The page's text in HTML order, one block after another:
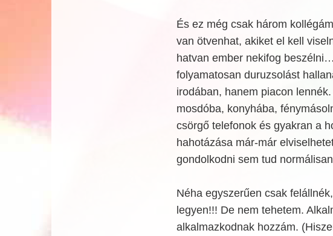
És ez még csak három
van ötvenhat, akiket el kell
hatvan ember nekifog
folyamatosan duruzsolást
irodában, hanem piacon
mosdóba, konyhába,
csörgő telefonok és gyakran a
hahotázása már-már
gondolkodni sem tud
Néha egyszerűen csak
legyen!!! De nem tehetem.
alkalmazkodnak hozzám.